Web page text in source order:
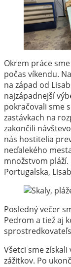
Okrem práce
počas víkendu.
na západ od
najzápadnejší
pokračovali sme
zastávkach na
zakončili
nás hostitelia
neďalekého
množstvom
Portugalska,
Posledný večer
Pedrom a tiež aj
Všetci sme
zážitkov. Po